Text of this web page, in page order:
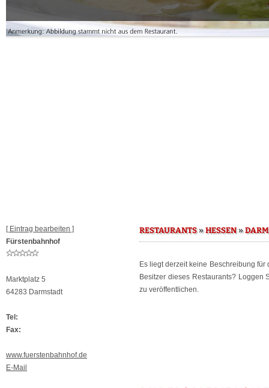
[ Eintrag bearbeiten ]
Fürstenbahnhof
Marktplatz 5
64283 Darmstadt
Tel:
Fax:
www.fuerstenbahnhof.de
E-Mail
RESTAURANTS»HESSEN»
Es liegt derzeit keine Beschreibung für
Besitzer dieses Restaurants? Loggen
zu veröffentlichen.